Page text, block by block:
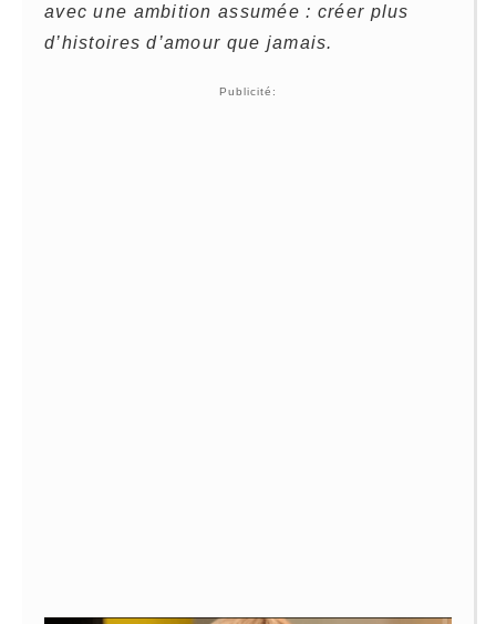
avec une ambition assumée : créer plus
d’histoires d’amour que jamais.
Publicité: